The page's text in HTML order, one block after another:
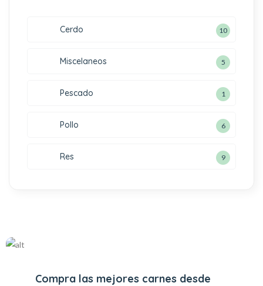
Cerdo 10
Miscelaneos 5
Pescado 1
Pollo 6
Res 9
Compra las mejores carnes desde